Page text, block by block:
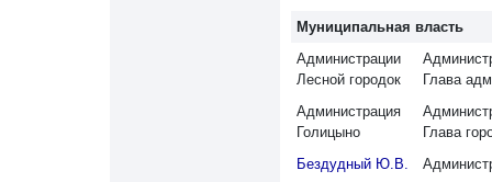
Муниципальная власть
Администрации
Лесной городок
Глава
Администрация
Голицыно
Глава
Бездудный Ю.В.